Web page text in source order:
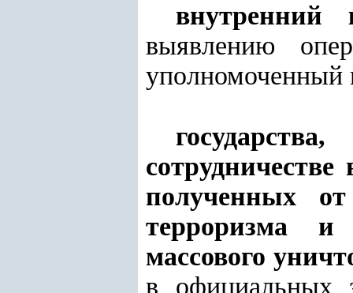
внутренний
выявлению
уполномоченный
полученных от
терроризма и
массового
в официальных